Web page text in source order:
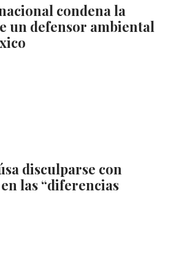
condena la
un defensor ambiental
disculparse con
las “diferencias